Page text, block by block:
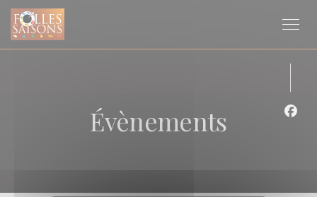
Personnalisation de vos choix en matière de cookies
Évènements